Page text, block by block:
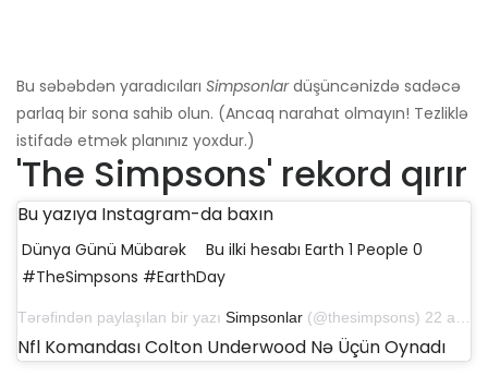
Bu səbəbdən yaradıcıları Simpsonlardüşüncənizdə sadəcə
parlaq bir sona sahib olun. (Ancaq narahat olmayın! Tezliklə
istifadə etmək planınız yoxdur.)
'The Simpsons' rekord qırır
Bu yazıya Instagram-da baxın
Dünya Günü Mübarək ⠀ Bu ilki hesabı Earth 1 People 0⠀
#TheSimpsons #EarthDay
Tərəfindən paylaşılan bir yazı Simpsonlar (@thesimpsons) 22 aprel 2020-ci il tarixində, saat 9: 44-də PDT
Nfl Komandası Colton Underwood Nə Üçün Oynadı